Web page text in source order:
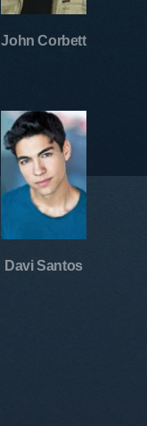
John Corbett
Davi Santos